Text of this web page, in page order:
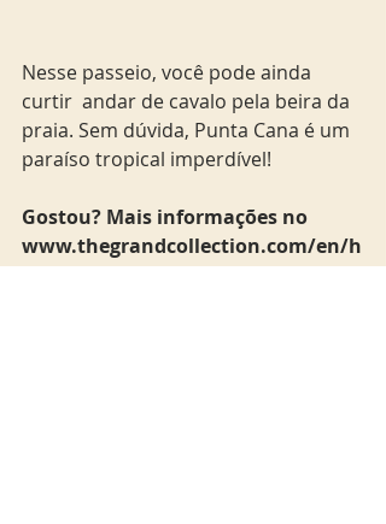
Nesse passeio, você pode ainda
curtir  andar de cavalo pela beira da
praia. Sem dúvida, Punta Cana é um
paraíso tropical imperdível!
Gostou? Mais informações no
www.thegrandcollection.com/en/h
otels/punta-cana/iberostar-grand-